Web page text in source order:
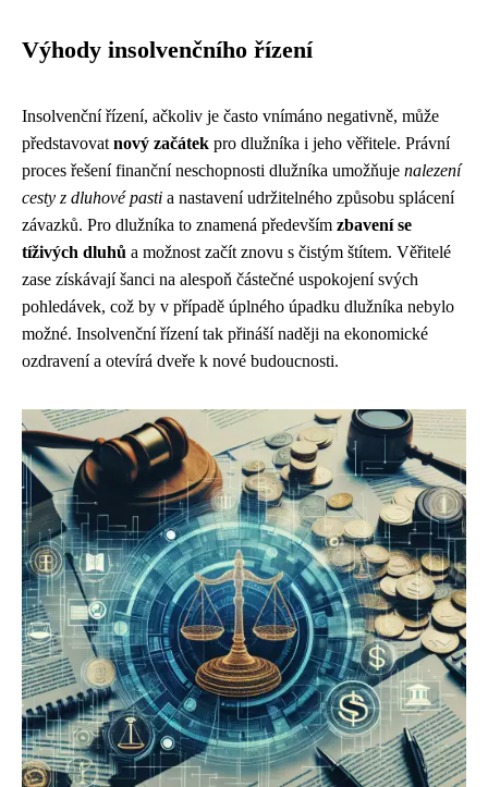
Výhody insolvenčního řízení
Insolvenční řízení, ačkoliv je často vnímáno negativně, může
představovat nový začátek pro dlužníka i jeho věřitele. Právní
proces řešení finanční neschopnosti dlužníka umožňuje nalezení
cesty z dluhové pasti a nastavení udržitelného způsobu splácení
závazků. Pro dlužníka to znamená především zbavení se
tíživých dluhů a možnost začít znovu s čistým štítem. Věřitelé
zase získávají šanci na alespoň částečné uspokojení svých
pohledávek, což by v případě úplného úpadku dlužníka nebylo
možné. Insolvenční řízení tak přináší naději na ekonomické
ozdravení a otevírá dveře k nové budoucnosti.